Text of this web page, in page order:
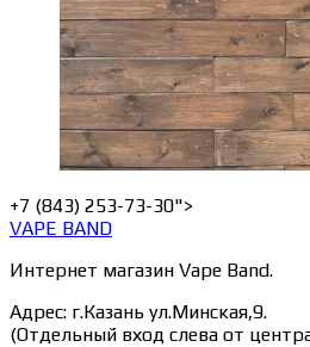
+7 (843) 253-73-30">
VAPE BAND
Интернет магазин Vape Band.
Адрес: г.Казань ул.Минская,9.
(Отдельный вход слева от